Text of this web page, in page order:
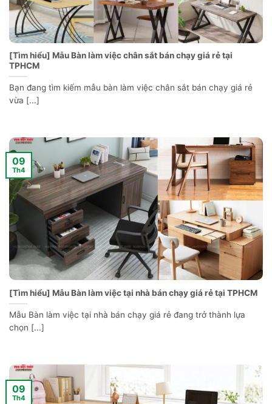
[Tìm hiểu] Mẫu Bàn làm việc chân sắt bán chạy giá rẻ tại
TPHCM
Bạn đang tìm kiếm mẫu bàn làm việc chân sắt bán chạy giá rẻ
vừa [...]
[Tìm hiểu] Mẫu Bàn làm việc tại nhà bán chạy giá rẻ tại TPHCM
Mẫu Bàn làm việc tại nhà bán chạy giá rẻ đang trở thành lựa
chọn [...]
09
Th4
09
Th4